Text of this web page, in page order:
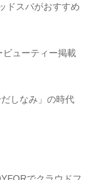
ドスパがおすすめ
ビューティー掲載
しなみ」の時代